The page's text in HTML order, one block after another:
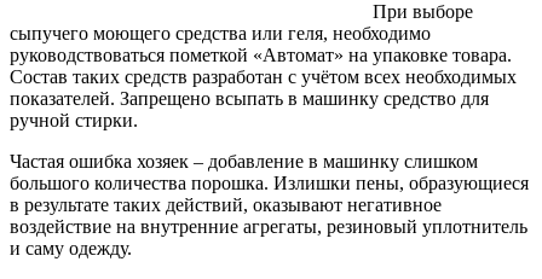
При выборе
сыпучего моющего средства или геля, необходимо
руководствоваться пометкой «Автомат» на упаковке товара.
Состав таких средств разработан с учётом всех необходимых
показателей. Запрещено всыпать в машинку средство для
ручной стирки.
Частая ошибка хозяек – добавление в машинку слишком
большого количества порошка. Излишки пены, образующиеся
в результате таких действий, оказывают негативное
воздействие на внутренние агрегаты, резиновый уплотнитель
и саму одежду.